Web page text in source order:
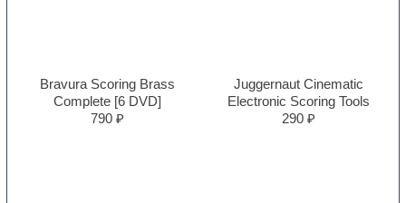
Bravura Scoring Brass
Complete [6 DVD]
790 ₽
Juggernaut Cinematic
Electronic Scoring Tools
290 ₽